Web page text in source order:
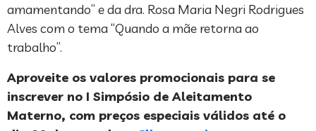
amamentando” e da dra. Rosa Maria Negri Rodrigues
Alves com o tema “Quando a mãe retorna ao
trabalho”.
Aproveite os valores promocionais para se
inscrever no I Simpósio de Aleitamento
Materno, com preços especiais válidos até o